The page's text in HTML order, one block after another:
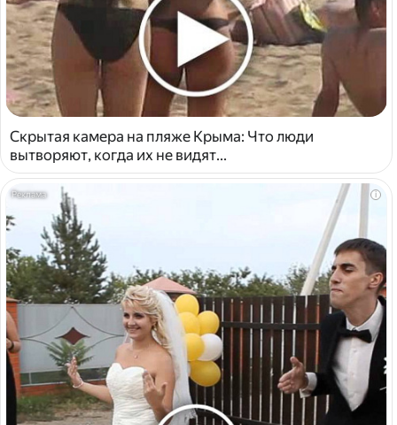
Скрытая камера на пляже Крыма: Что люди
вытворяют, когда их не видят...
i